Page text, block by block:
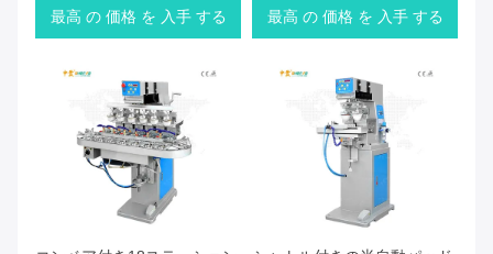
最高 の 価格 を 入手 する 最高 の 価格 を 入手 する